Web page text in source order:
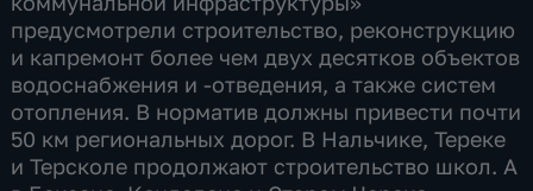
предусмотрели строительство, реконструкцию
и капремонт более чем двух десятков объектов
водоснабжения и -отведения, а также систем
отопления. В норматив должны привести почти
50 км региональных дорог. В Нальчике, Тереке
и Терсколе продолжают строительство школ. А